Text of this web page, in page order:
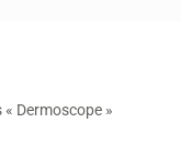
Dermoscope »